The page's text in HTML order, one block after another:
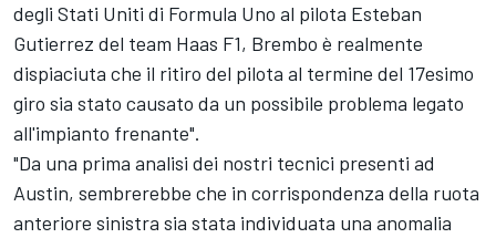
degli Stati Uniti di Formula Uno al pilota Esteban
Gutierrez del team Haas F1, Brembo è realmente
dispiaciuta che il ritiro del pilota al termine del 17esimo
giro sia stato causato da un possibile problema legato
all'impianto frenante".
"Da una prima analisi dei nostri tecnici presenti ad
Austin, sembrerebbe che in corrispondenza della ruota
anteriore sinistra sia stata individuata una anomalia